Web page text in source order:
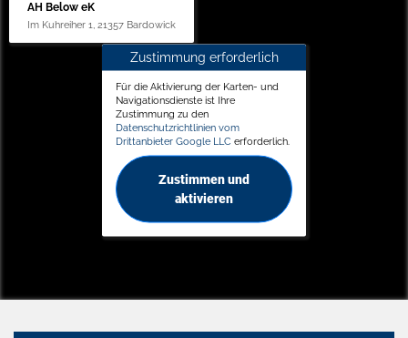
AH Below eK
Im Kuhreiher 1, 21357 Bardowick
Zustimmung erforderlich
Für die Aktivierung der Karten- und
Navigationsdienste ist Ihre
Zustimmung zu den
Datenschutzrichtlinien vom
Drittanbieter Google LLC erforderlich.
Zustimmen und
aktivieren